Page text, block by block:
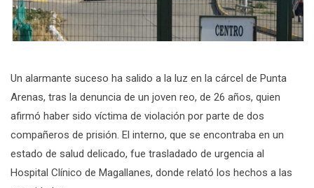
Un alarmante suceso ha salido a la luz en la cárcel de Punta
Arenas, tras la denuncia de un joven reo, de 26 años, quien
afirmó haber sido víctima de violación por parte de dos
compañeros de prisión. El interno, que se encontraba en un
estado de salud delicado, fue trasladado de urgencia al
Hospital Clínico de Magallanes, donde relató los hechos a las